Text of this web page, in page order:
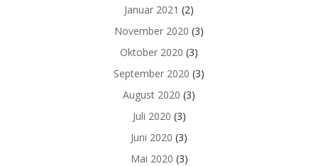
Januar 2021 (2)
November 2020 (3)
Oktober 2020 (3)
September 2020 (3)
August 2020 (3)
Juli 2020 (3)
Juni 2020 (3)
Mai 2020 (3)